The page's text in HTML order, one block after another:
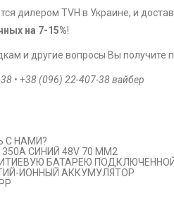
дилером TVH в Украине, и
на 7-15%!
и другие вопросы Вы
• +38 (096) 22-407-38 вайбер
С НАМИ?
350А СИНИЙ 48V 70 ММ2
БАТАРЕЮ
ИОННЫЙ АККУМУЛЯТОР